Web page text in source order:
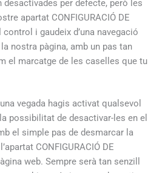
desactivades per defecte, però les
apartat CONFIGURACIÓ DE
control i gaudeix d’una navegació
nostra pàgina, amb un pas tan
el marcatge de les caselles que tu
vegada hagis activat qualsevol
possibilitat de desactivar-les en el
el simple pas de desmarcar la
CONFIGURACIÓ DE
web. Sempre serà tan senzill